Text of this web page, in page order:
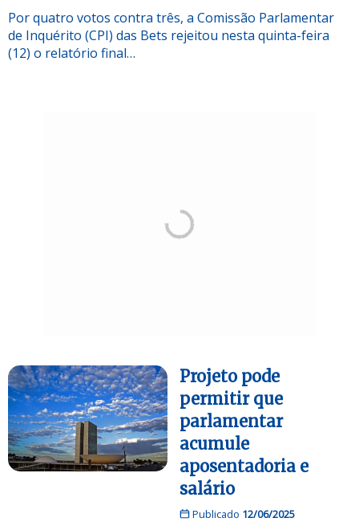
Por quatro votos contra três, a Comissão Parlamentar
de Inquérito (CPI) das Bets rejeitou nesta quinta-feira
(12) o relatório final…
Projeto pode
permitir que
parlamentar
acumule
aposentadoria e
salário
Publicado 12/06/2025